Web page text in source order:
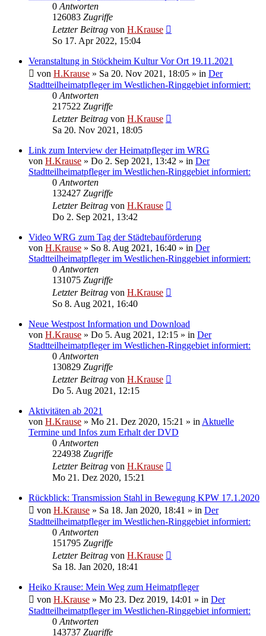
0 Antworten
126083 Zugriffe
Letzter Beitrag von H.Krause
So 17. Apr 2022, 15:04
Veranstaltung in Stöckheim Kultur Vor Ort 19.11.2021
von H.Krause » Sa 20. Nov 2021, 18:05 » in Der
Stadtteilheimatpfleger im Westlichen-Ringgebiet informiert:
0 Antworten
217522 Zugriffe
Letzter Beitrag von H.Krause
Sa 20. Nov 2021, 18:05
Link zum Interview der Heimatpfleger im WRG
von H.Krause » Do 2. Sep 2021, 13:42 » in Der
Stadtteilheimatpfleger im Westlichen-Ringgebiet informiert:
0 Antworten
132427 Zugriffe
Letzter Beitrag von H.Krause
Do 2. Sep 2021, 13:42
Video WRG zum Tag der Städtebauförderung
von H.Krause » So 8. Aug 2021, 16:40 » in Der
Stadtteilheimatpfleger im Westlichen-Ringgebiet informiert:
0 Antworten
131075 Zugriffe
Letzter Beitrag von H.Krause
So 8. Aug 2021, 16:40
Neue Westpost Information und Download
von H.Krause » Do 5. Aug 2021, 12:15 » in Der
Stadtteilheimatpfleger im Westlichen-Ringgebiet informiert:
0 Antworten
130829 Zugriffe
Letzter Beitrag von H.Krause
Do 5. Aug 2021, 12:15
Aktivitäten ab 2021
von H.Krause » Mo 21. Dez 2020, 15:21 » in Aktuelle
Termine und Infos zum Erhalt der DVD
0 Antworten
224938 Zugriffe
Letzter Beitrag von H.Krause
Mo 21. Dez 2020, 15:21
Rückblick: Transmission Stahl in Bewegung KPW 17.1.2020
von H.Krause » Sa 18. Jan 2020, 18:41 » in Der
Stadtteilheimatpfleger im Westlichen-Ringgebiet informiert:
0 Antworten
151795 Zugriffe
Letzter Beitrag von H.Krause
Sa 18. Jan 2020, 18:41
Heiko Krause: Mein Weg zum Heimatpfleger
von H.Krause » Mo 23. Dez 2019, 14:01 » in Der
Stadtteilheimatpfleger im Westlichen-Ringgebiet informiert:
0 Antworten
143737 Zugriffe